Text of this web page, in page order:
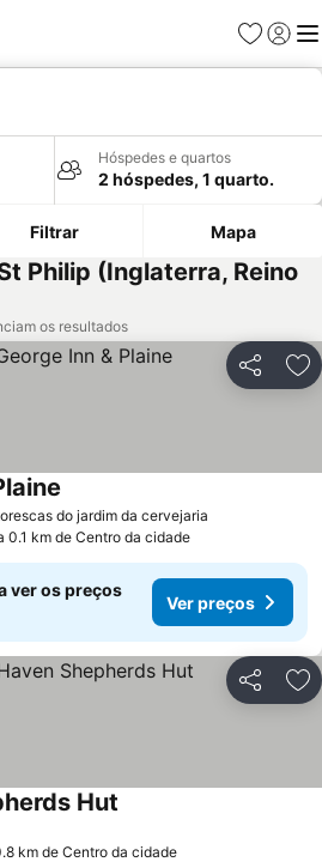
Favoritos
Iniciar
Hóspedes e quartos
2 hóspedes, 1 quarto.
Filtrar Mapa
Philip (Inglaterra, Reino
os resultados
Partilhar
do jardim da cervejaria
0.1 km de Centro da cidade
ver os preços
Ver preços
Partilhar
Hut
km de Centro da cidade